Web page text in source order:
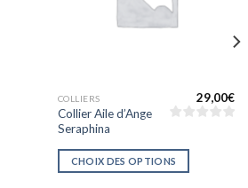
COLLIERS
Collier Aile d’Ange
Seraphina
29,00€
CHOIX DES OPTIONS